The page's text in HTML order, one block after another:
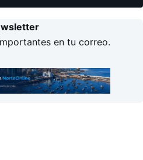
en tu correo.